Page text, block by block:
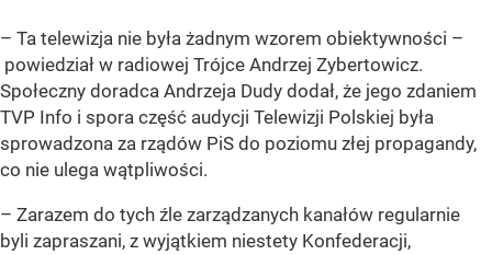
– Ta telewizja nie była żadnym wzorem obiektywności –
powiedział w radiowej Trójce Andrzej Zybertowicz.
Społeczny doradca Andrzeja Dudy dodał, że jego zdaniem
TVP Info i spora część audycji Telewizji Polskiej była
sprowadzona za rządów PiS do poziomu złej propagandy,
co nie ulega wątpliwości.
– Zarazem do tych źle zarządzanych kanałów regularnie
byli zapraszani, z wyjątkiem niestety Konfederacji,